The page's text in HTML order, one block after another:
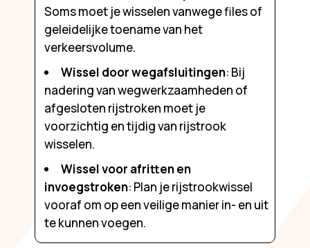
Soms moet je wisselen vanwege files of
geleidelijke toename van het
verkeersvolume.
Wissel door wegafsluitingen: Bij
nadering van wegwerkzaamheden of
afgesloten rijstroken moet je
voorzichtig en tijdig van rijstrook
wisselen.
Wissel voor afritten en
invoegstroken: Plan je rijstrookwissel
vooraf om op een veilige manier in- en uit
te kunnen voegen.